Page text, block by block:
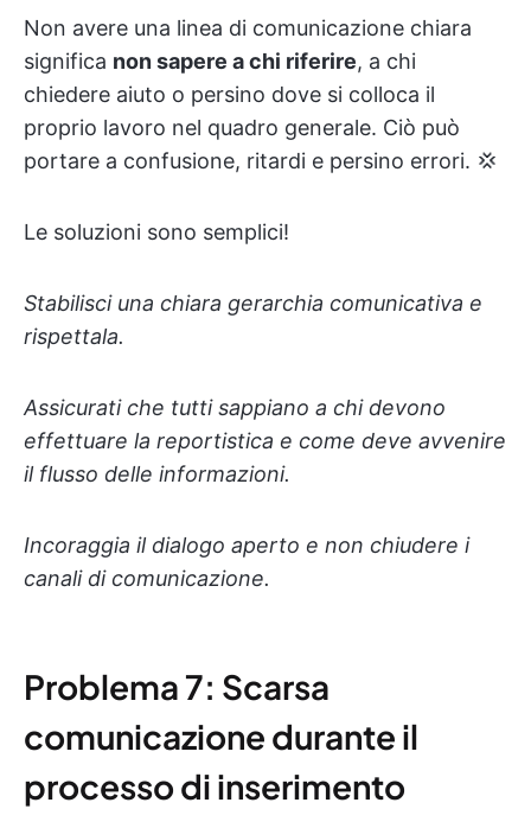
Non avere una linea di comunicazione chiara
significa non sapere a chi riferire, a chi
chiedere aiuto o persino dove si colloca il
proprio lavoro nel quadro generale. Ciò può
portare a confusione, ritardi e persino errori. 💢
Le soluzioni sono semplici!
Stabilisci una chiara gerarchia comunicativa e
rispettala.
Assicurati che tutti sappiano a chi devono
effettuare la reportistica e come deve avvenire
il flusso delle informazioni.
Incoraggia il dialogo aperto e non chiudere i
canali di comunicazione.
Problema 7: Scarsa
comunicazione durante il
processo di inserimento